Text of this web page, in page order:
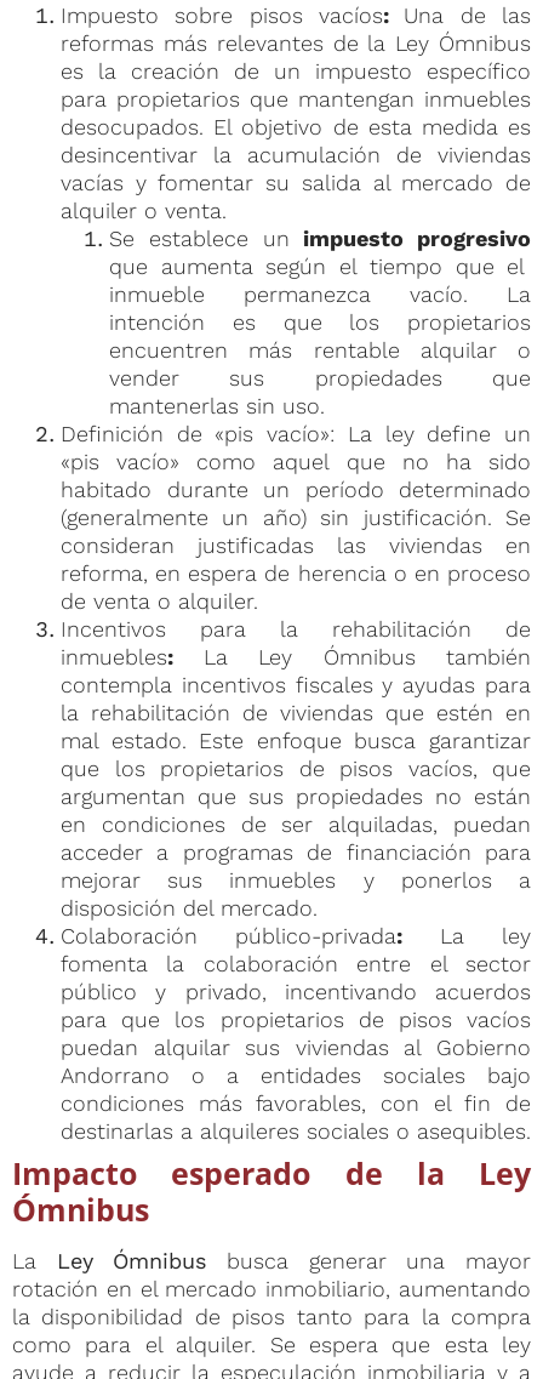
Impuesto sobre pisos vacíos: Una de las
reformas más relevantes de la Ley Ómnibus
es la creación de un impuesto específico
para propietarios que mantengan inmuebles
desocupados. El objetivo de esta medida es
desincentivar la acumulación de viviendas
vacías y fomentar su salida al mercado de
alquiler o venta.
Se establece unimpuesto progresivo
que aumenta según el tiempo que el
inmueble permanezca vacío. La
intención es que los propietarios
encuentren más rentable alquilar o
vender sus propiedades que
mantenerlas sin uso.
Definición de «pis vacío»:
La ley define un
«pis vacío» como aquel que no ha sido
habitado durante un período determinado
(generalmente un año) sin justificación. Se
consideran justificadas las viviendas en
reforma, en espera de herencia o en proceso
de venta o alquiler.
Incentivos para la rehabilitación de
inmuebles: La Ley Ómnibus también
contempla incentivos fiscales y ayudas para
la rehabilitación de viviendas que estén en
mal estado. Este enfoque busca garantizar
que los propietarios de pisos vacíos, que
argumentan que sus propiedades no están
en condiciones de ser alquiladas, puedan
acceder a programas de financiación para
mejorar sus inmuebles y ponerlos a
disposición del mercado.
Colaboración público-privada: La ley
fomenta la colaboración entre el sector
público y privado, incentivando acuerdos
para que los propietarios de pisos vacíos
puedan alquilar sus viviendas al Gobierno
Andorrano o a entidades sociales bajo
condiciones más favorables, con el fin de
destinarlas a alquileres sociales o asequibles.
Impacto esperado de la Ley
Ómnibus
La Ley Ómnibus busca generar una mayor
rotación en el mercado inmobiliario, aumentando
la disponibilidad de pisos tanto para la compra
como para el alquiler. Se espera que esta ley
ayude a reducir la especulación inmobiliaria y a